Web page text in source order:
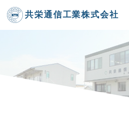
共栄通信工業株式会社